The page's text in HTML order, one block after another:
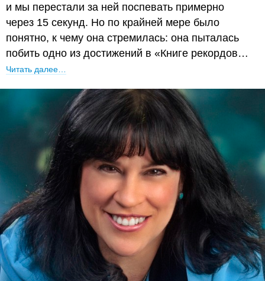
и мы перестали за ней поспевать примерно
через 15 секунд. Но по крайней мере было
понятно, к чему она стремилась: она пыталась
побить одно из достижений в «Книге рекордов…
Читать далее…